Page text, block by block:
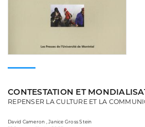
CONTESTATION ET
REPENSER LA CULTURE ET LA
David Cameron , Janice Gross Stein